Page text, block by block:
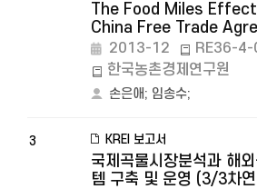
The Food Miles
China Free Trade
2013-12
RE36-4-
한국농촌경제연구원
손은애; 임송수;
3 KREI 보고서
국제곡물시장분석과 해
템 구축 및 운영 (3/3차